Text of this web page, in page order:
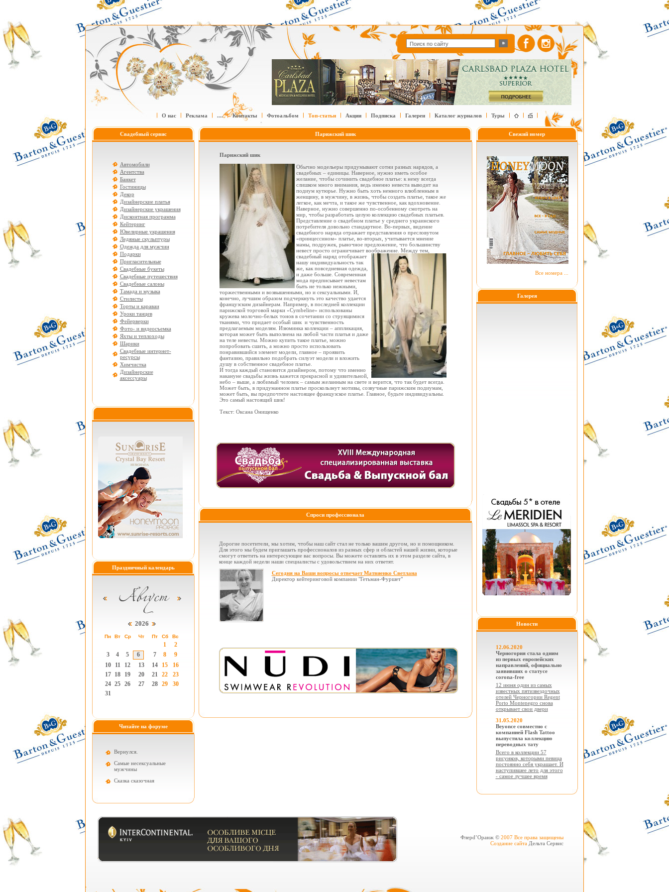
О нас Реклама .... Контакты Фотоальбом Топ-статьи Акции Подписка Галереи Каталог журналов Туры
Свадебный сервис
Автомобили
Агентства
Банкет
Гостиницы
Декор
Дизайнерские платья
Дизайнерские украшения
Дисконтная программа
Кейтеринг
Ювелирные украшения
Ледяные скульптуры
Одежда для мужчин
Подарки
Пригласительные
Свадебные букеты
Свадебные путешествия
Свадебные салоны
Тамада и музыка
Стилисты
Торты и караваи
Уроки танцев
Фейерверки
Фото- и видеосъемка
Яхты и теплоходы
Шарики
Свадебные интернет-
ресурсы
Химчистка
Дизайнерские
аксессуары
Праздничный календарь
2026
Пн Вт Ср Чт Пт Сб Вс
1
2
3
4 5 6 7 8
9
10
11 12 13 14 15
16
17
18 19 20 21 22
23
24 25 26 27 28 29
30
31
Читайте на форуме
Вернулся.
Самые несексуальные
мужчины
Cказка сказочная
Парижский шик
Парижский шик
Обычно модельеры придумывают сотни разных нарядов, а
свадебных – единицы. Наверное, нужно иметь особое
желание, чтобы сочинить свадебное платье: к нему всегда
слишком много внимания, ведь именно невеста выводит на
подиум кутюрье. Нужно быть хоть немного влюбленным в
женщину, в мужчину, в жизнь, чтобы создать платье, такое же
легкое, как мечта, и такое же чувственное, как вдохновение.
Наверное, нужно совершенно по-особенному смотреть на
мир, чтобы разработать целую коллекцию свадебных платьев.
Представление о свадебном платье у среднего украинского
потребителя довольно стандартное. Во-первых, видение
свадебного наряда отражает представления о пресловутом
«принцессином» платье, во-вторых, учитывается мнение
мамы, подружек, рыночное предложение, что большинству
невест просто ограничивает воображение. Между тем,
свадебныйнаряд отображает
нашу индивидуальность так
же, как повседневная одежда,
и даже больше. Современная
мода предписывает невестам
быть не только нежными,
торжественными и возвышенными, но и сексуальными. И,
конечно, лучшим образом подчеркнуть это качество удается
французским дизайнерам. Например, в последней коллекции
парижской торговой марки «Cymbeline» использованы
кружева молочно-белых тонов в сочетании со струящимися
тканями, что придает особый шик и чувственность
предлагаемым моделям. Изюминка коллекции – аппликация,
которая может быть выполнена на любой части платья и даже
на теле невесты. Можно купить такое платье, можно
попробовать сшить, а можно просто использовать
понравившийся элемент модели, главное – проявить
фантазию, правильно подобрать силуэт модели и вложить
душу в собственное свадебное платье.
И тогда каждый становится дизайнером, потому что именно
накануне свадьбы жизнь кажется прекрасной и удивительной,
небо – выше, а любимый человек – самым желанным на свете и верится, что так будет всегда.
Может быть, в придуманном платье проскользнут мотивы, созвучные парижским подиумам,
может быть, вы предпочтете настоящее французское платье. Главное, будьте индивидуальны.
Это самый настоящий шик!
Текст: Оксана Онищенко
Спроси профессионала
Дорогие посетители, мы хотим, чтобы наш сайт стал не только вашим другом, но и помощником.
Для этого мы будем приглашать профессионалов из разных сфер и областей нашей жизни, которые
смогут ответить на интересующие вас вопросы. Вы можете оставлять их в этом разделе сайта, в
конце каждой недели наши специалисты с удовольствием на них ответят.
Сегодня на Ваши вопросы отвечает Матвиенко Светлана
Директор кейтеринговой компании "Гетьман-Фуршет"
Свежий номер
Все номера ...
Галерея
Новости
12.06.2020
Черногория стала одним
из первых европейских
направлений, официально
заявивших о статусе
corona-free
12 июня один из самых
известных пятизвездочных
отелей Черногории Regent
Porto Montenegro снова
открывает свои двери
31.05.2020
Beyonce совместно с
компанией Flash Tattoo
выпустила коллекцию
переводных тату
Всего в коллекции 57
рисунков, которыми певица
постоянно себя украшает. И
наступившее лето для этого
- самое лучшее время
Флерd’Оранж © 2007 Все права защищены
Создание сайта Дельта Сервис